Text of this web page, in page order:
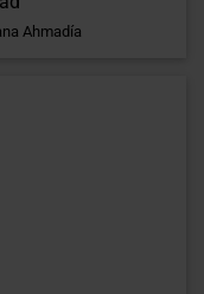
Ahmadía